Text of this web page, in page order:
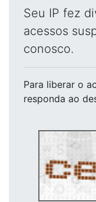
Seu IP fez
acessos
conosco.
Para liberar o
responda ao